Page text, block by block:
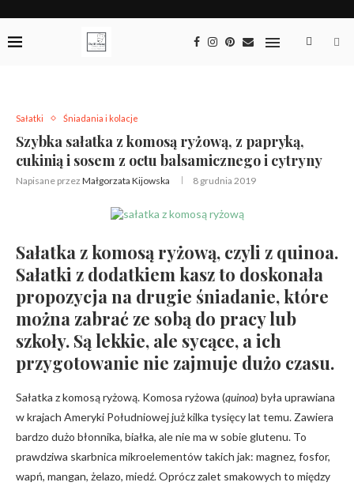
Sałatki Śniadania i kolacje
Szybka sałatka z komosą ryżową, z papryką,
cukinią i sosem z octu balsamicznego i cytryny
Napisane przez Małgorzata Kijowska 8 grudnia 2019
Sałatka z komosą ryżową, czyli z quinoa.
Sałatki z dodatkiem kasz to doskonała
propozycja na drugie śniadanie, które
można zabrać ze sobą do pracy lub
szkoły. Są lekkie, ale sycące, a ich
przygotowanie nie zajmuje dużo czasu.
Sałatka z komosą ryżową. Komosa ryżowa (quinoa) była uprawiana
w krajach Ameryki Południowej już kilka tysięcy lat temu. Zawiera
bardzo dużo błonnika, białka, ale nie ma w sobie glutenu. To
prawdziwa skarbnica mikroelementów takich jak: magnez, fosfor,
wapń, mangan, żelazo, miedź. Oprócz zalet smakowych to między